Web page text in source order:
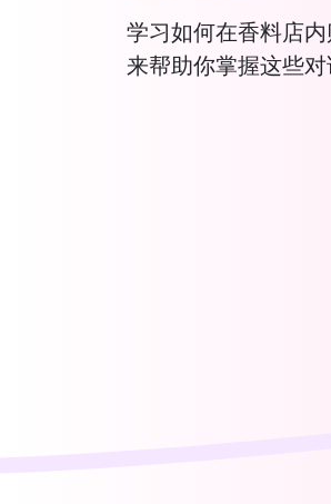
学习如何在香料店
来帮助你掌握这些对